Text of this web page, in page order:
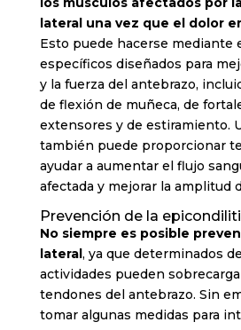
lateral una vez que el dolor
Esto puede hacerse mediante
específicos diseñados para
y la fuerza del antebrazo,
de flexión de muñeca, de
extensores y de estiramiento.
también puede proporcionar
ayudar a aumentar el flujo
afectada y mejorar la amplitud
Prevención de la
No siempre es posible
lateral, ya que determinados
actividades pueden
tendones del antebrazo. Sin
tomar algunas medidas para